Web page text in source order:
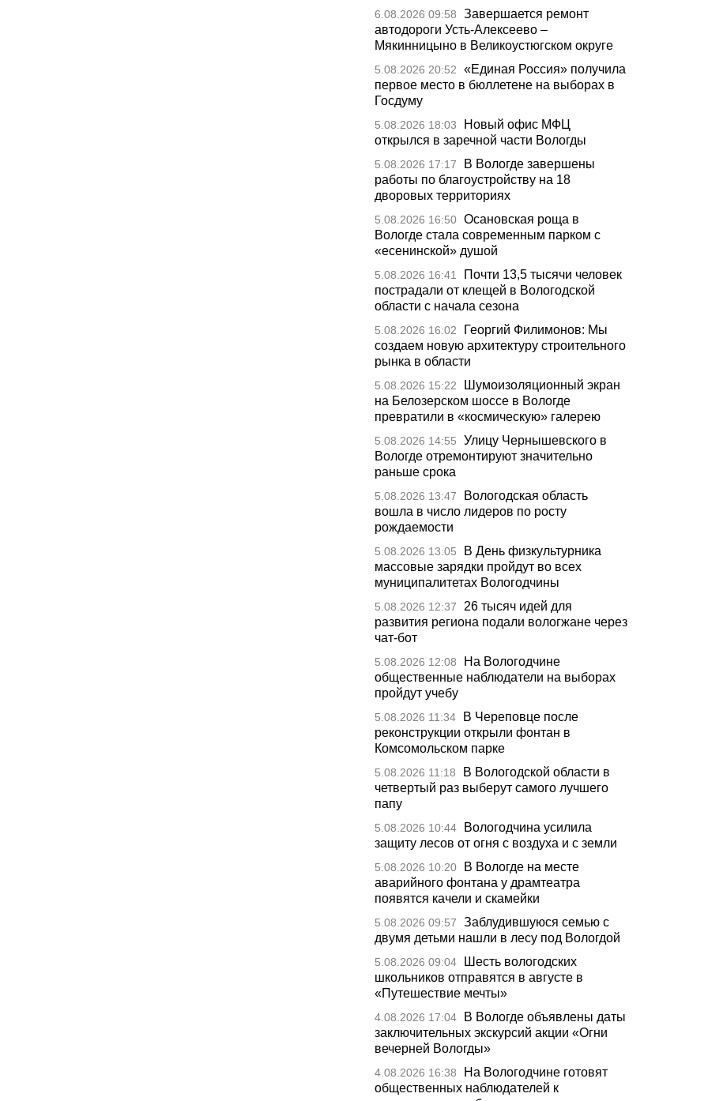
6.08.2026 09:58
Завершается ремонт
автодороги Усть-Алексеево –
Мякинницыно в Великоустюгском округе
5.08.2026 20:52
«Единая Россия» получила
первое место в бюллетене на выборах в
Госдуму
5.08.2026 18:03
Новый офис МФЦ
открылся в заречной части Вологды
5.08.2026 17:17
В Вологде завершены
работы по благоустройству на 18
дворовых территориях
5.08.2026 16:50 Осановская роща в
Вологде стала современным парком с
«есенинской» душой
5.08.2026 16:41
Почти 13,5 тысячи человек
пострадали от клещей в Вологодской
области с начала сезона
5.08.2026 16:02
Георгий Филимонов: Мы
создаем новую архитектуру строительного
рынка в области
5.08.2026 15:22
Шумоизоляционный экран
на Белозерском шоссе в Вологде
превратили в «космическую» галерею
5.08.2026 14:55
Улицу Чернышевского в
Вологде отремонтируют значительно
раньше срока
5.08.2026 13:47
Вологодская область
вошла в число лидеров по росту
рождаемости
5.08.2026 13:05
В День физкультурника
массовые зарядки пройдут во всех
муниципалитетах Вологодчины
5.08.2026 12:37
26 тысяч идей для
развития региона подали вологжане через
чат-бот
5.08.2026 12:08
На Вологодчине
общественные наблюдатели на выборах
пройдут учебу
5.08.2026 11:34
В Череповце после
реконструкции открыли фонтан в
Комсомольском парке
5.08.2026 11:18
В Вологодской области в
четвертый раз выберут самого лучшего
папу
5.08.2026 10:44
Вологодчина усилила
защиту лесов от огня с воздуха и с земли
5.08.2026 10:20
В Вологде на месте
аварийного фонтана у драмтеатра
появятся качели и скамейки
5.08.2026 09:57
Заблудившуюся семью с
двумя детьми нашли в лесу под Вологдой
5.08.2026 09:04
Шесть вологодских
школьников отправятся в августе в
«Путешествие мечты»
4.08.2026 17:04
В Вологде объявлены даты
заключительных экскурсий акции «Огни
вечерней Вологды»
4.08.2026 16:38
На Вологодчине готовят
общественных наблюдателей к